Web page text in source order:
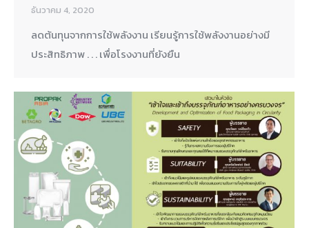
ธันวาคม 4, 2020
ลดต้นทุนจากการใช้พลังงาน เรียนรู้การใช้พลังงานอย่างมี
ประสิทธิภาพ . . . เพื่อโรงงานที่ยังยืน